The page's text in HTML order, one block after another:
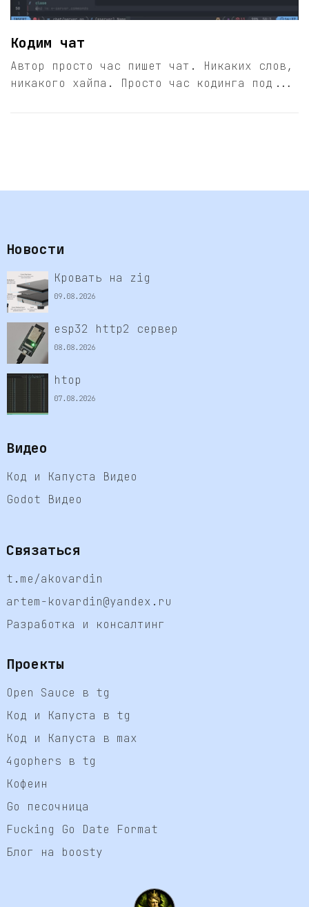
Кодим чат
Автор просто час пишет чат. Никаких слов,
никакого хайпа. Просто час кодинга под...
Новости
Кровать на zig
09.08.2026
esp32 http2 сервер
08.08.2026
htop
07.08.2026
Видео
Код и Капуста Видео
Godot Видео
Связаться
t.me/akovardin
artem-kovardin@yandex.ru
Разработка и консалтинг
Проекты
Open Sauce в tg
Код и Капуста в tg
Код и Капуста в max
4gophers в tg
Кофеин
Go песочница
Fucking Go Date Format
Блог на boosty